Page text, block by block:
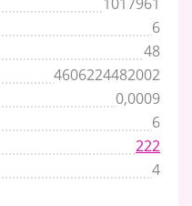
6
48
4606224482002
0,0009
6
222
4